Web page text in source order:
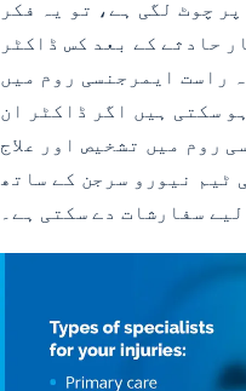
چوٹ لگی ہے، تو یہ فکر
حادثے کے بعد کس ڈاکٹر
راست ایمرجنسی روم میں
سکتی ہیں اگر ڈاکٹر ان
روم میں تشخیص اور علاج
ٹیم نیورو سرجن کے ساتھ
سفارشات دے سکتی ہے۔